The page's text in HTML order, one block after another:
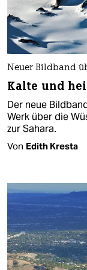
Neuer Bildband
Kalte und
Der neue
Werk über die
zur Sahara.
Von Edith Kresta